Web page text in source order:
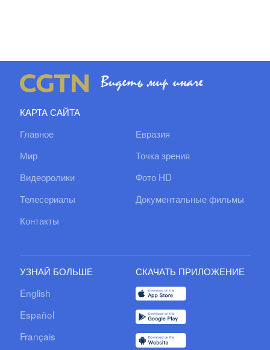
КАРТА САЙТА
Главное
Евразия
Мир
Точка зрения
Видеоролики
Фото HD
Телесериалы
Документальные фильмы
Контакты
УЗНАЙ БОЛЬШЕ
English
Español
Français
СКАЧАТЬ ПРИЛОЖЕНИЕ